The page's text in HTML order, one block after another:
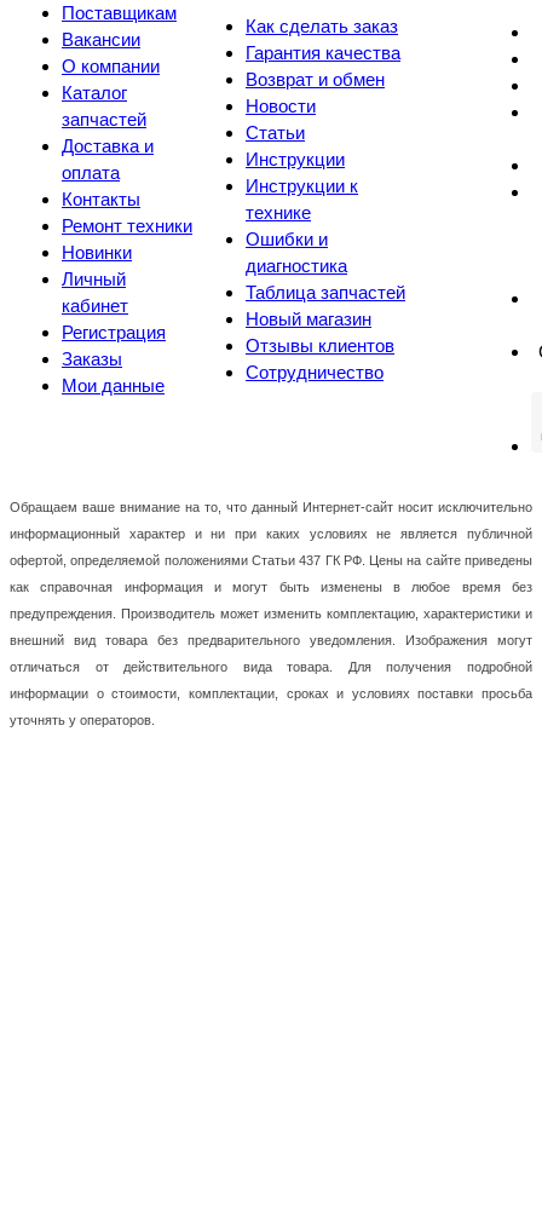
Поставщикам
Вакансии
О компании
Каталог
запчастей
Доставка и
оплата
Контакты
Ремонт техники
Новинки
Личный
кабинет
Регистрация
Заказы
Мои данные
Как сделать заказ
Гарантия качества
Возврат и обмен
Новости
Статьи
Инструкции
Инструкции к
технике
Ошибки и
диагностика
Таблица запчастей
Новый магазин
Отзывы клиентов
Сотрудничество
Обращаем ваше внимание на то, что данный Интернет-сайт носит исключительно
информационный характер и ни при каких условиях не является публичной
офертой, определяемой положениями Статьи 437 ГК РФ. Цены на сайте приведены
как справочная информация и могут быть изменены в любое время без
предупреждения. Производитель может изменить комплектацию, характеристики и
внешний вид товара без предварительного уведомления. Изображения могут
отличаться от действительного вида товара. Для получения подробной
информации о стоимости, комплектации, сроках и условиях поставки просьба
уточнять у операторов.